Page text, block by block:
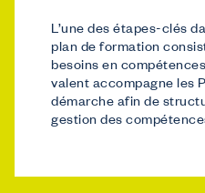
L’une des étapes-clés
plan de formation
besoins en
valent accompagne les
démarche afin de
gestion des